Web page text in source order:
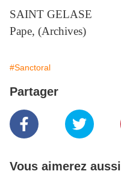
SAINT GELASE
Pape, (Archives)
#Sanctoral
Partager
Vous aimerez aussi